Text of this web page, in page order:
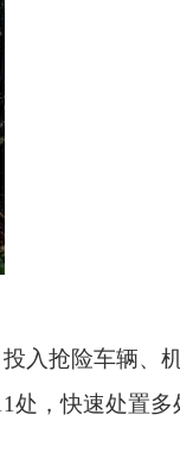
入抢险车辆、
处，快速处置多